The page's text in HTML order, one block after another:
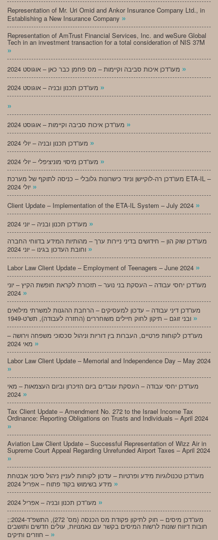
Representation of Mr. Uri Omid and Ankor Insurance Company Ltd., in
Establishing a New Insurance Company »
Representation of AmTrust Financial Services, Inc. and weSure Global
Tech in an investment transaction for a total consideration of NIS 37M
»
»
»
»
»
»
»
מעו”דכן רה-לוקיישן וניוד כישרונות גלובלי – כניסה לתוקף של מערכת ETA-IL –
»
Client Update – Implementation of the ETA-IL System – July 2024 »
»
מעו”דכן שוק הון – חידושים בדיני ניירות ערך – מהותיות המידע בדווחי החברה
»
Labor Law Client Update – Employment of Teenagers – June 2024 »
מעו”דכן יחסי עבודה – העסקת בני נוער – תזכורת לקראת חופשת הקיץ – יוני
»
מעו”דכן דיני עבודה – עדכון למעסיקים – הרחבת ההגנות למשרתי מילואים
»
מעו”דכן לקוחות פרטיים, העברות בין דוריות וניהול סכסוכי משפחה וירושה –
»
Labor Law Client Update – Memorial and Independence Day – May 2024
»
מעו”דכן יחסי עבודה – העסקת עובדים ביום הזיכרון וביום העצמאות – מאי
»
Tax Client Update – Amendment No. 272 to the Israel Income Tax
Ordinance: Reporting Obligations on Trusts and Individuals – April 2024
»
Aviation Law Client Update – Successful Representation of Wizz Air in
Supreme Court Appeal Regarding Unrefunded Airport Taxes – April 2024
»
מעו”דכן טכנולוגיות מידע ופרטיות – עדכון לקוחות לעניין ניהול סיכוני אבטחת
»
»
;מעו”דכן מיסים – חוק לתיקון פקודת מס הכנסה (מס’ 272), התשפ”ד-2024:
חובות דיווח שונות לרשות המיסים בקשר עם נאמנויות, עולים חדשים ותושבים
חוזרים ותיקים – »